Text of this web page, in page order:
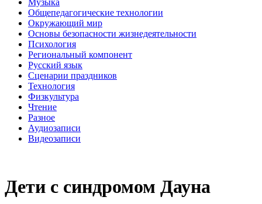
Общепедагогические технологии
Окружающий мир
Основы безопасности жизнедеятельности
Психология
Региональный компонент
Русский язык
Сценарии праздников
Технология
Физкультура
Чтение
Разное
Аудиозаписи
Видеозаписи
Дети с синдромом Дауна